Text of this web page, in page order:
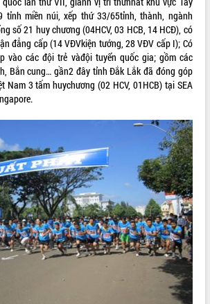
nhanh
tai
chỉnh Quy
quy
2030,
của các
mạng
phục vụ cơ
chung
trong
mô hình
tỉnh miền núi, xếp thứ 33/65tỉnh, thành, ngành
số 21 huy chương (04HCV, 03 HCB, 14 HCĐ), có
đẳng cấp (14 VĐVkiện tướng, 28 VĐV cấp I); Có
vào các đội trẻ vàđội tuyển quốc gia; gồm các
Bắn cung… gần2 đây tỉnh Đắk Lắk đã đóng góp
Nam 3 tấm huychương (02 HCV, 01HCB) tại SEA